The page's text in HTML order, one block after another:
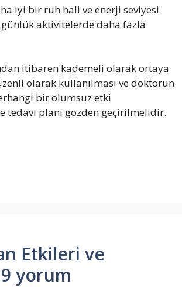
iyi bir ruh hali ve enerji seviyesi
aktivitelerde daha fazla
itibaren kademeli olarak ortaya
olarak kullanılması ve doktorun
bir olumsuz etki
tedavi planı gözden geçirilmelidir.
Etkileri ve
yorum